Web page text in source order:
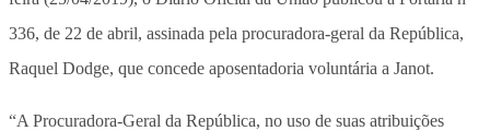
336, de 22 de abril, assinada pela procuradora-geral da República,
Raquel Dodge, que concede aposentadoria voluntária a Janot.
“A Procuradora-Geral da República, no uso de suas atribuições